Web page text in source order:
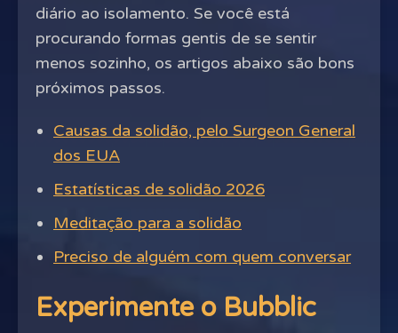
diário ao isolamento. Se você está
procurando formas gentis de se sentir
menos sozinho, os artigos abaixo são bons
próximos passos.
Causas da solidão, pelo Surgeon General
dos EUA
Estatísticas de solidão 2026
Meditação para a solidão
Preciso de alguém com quem conversar
Experimente o Bubblic